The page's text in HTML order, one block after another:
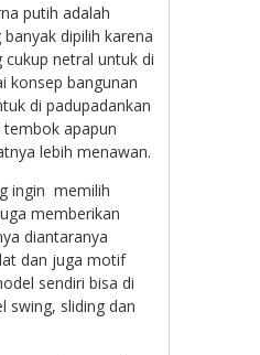
putih adalah
dipilih karena
netral untuk di
konsep bangunan
di padupadankan
apapun
lebih menawan.
ingin memilih
memberikan
diantaranya
dan juga motif
sendiri bisa di
swing, sliding dan